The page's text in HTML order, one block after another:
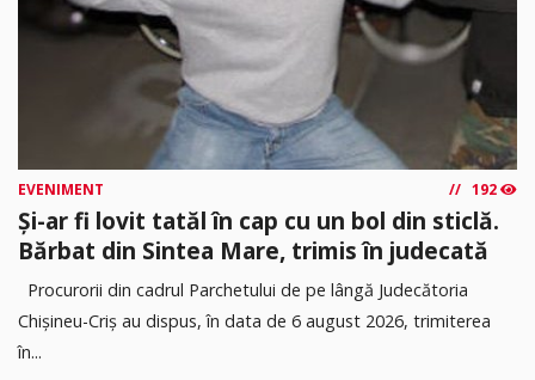
EVENIMENT 192
Și-ar fi lovit tatăl în cap cu un bol din sticlă.
Bărbat din Sintea Mare, trimis în judecată
Procurorii din cadrul Parchetului de pe lângă Judecătoria
Chișineu-Criș au dispus, în data de 6 august 2026, trimiterea
în...